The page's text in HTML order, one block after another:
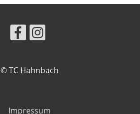
© TC Hahnbach
Impressum